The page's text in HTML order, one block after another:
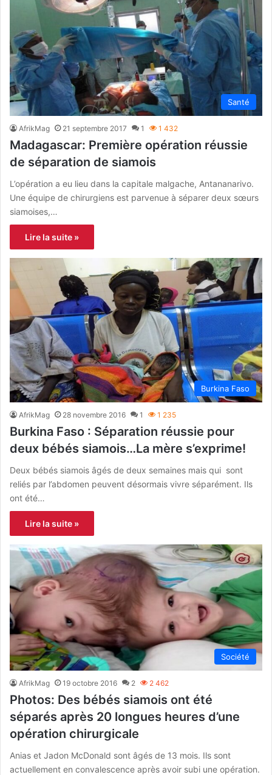
Santé
AfrikMag 21 septembre 2017 1 1 432
Madagascar: Première opération réussie
de séparation de siamois
L’opération a eu lieu dans la capitale malgache, Antananarivo.
Une équipe de chirurgiens est parvenue à séparer deux sœurs
siamoises,…
Lire la suite »
Burkina Faso
AfrikMag 28 novembre 2016 1 1 235
Burkina Faso : Séparation réussie pour
deux bébés siamois…La mère s’exprime!
Deux bébés siamois âgés de deux semaines mais qui sont
reliés par l’abdomen peuvent désormais vivre séparément. Ils
ont été…
Lire la suite »
Société
AfrikMag 19 octobre 2016 2 2 462
Photos: Des bébés siamois ont été
séparés après 20 longues heures d’une
opération chirurgicale
Anias et Jadon McDonald sont âgés de 13 mois. Ils sont
actuellement en convalescence après avoir subi une opération.